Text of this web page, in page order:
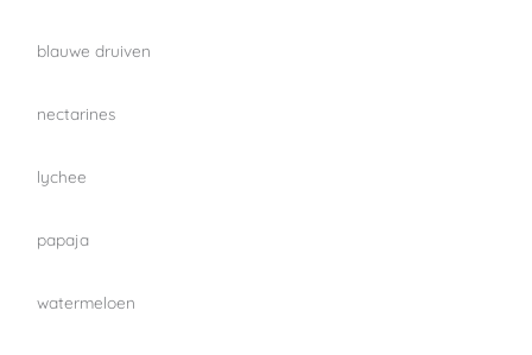
blauwe druiven
nectarines
lychee
papaja
watermeloen